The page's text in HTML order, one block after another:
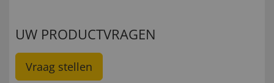
UW PRODUCTVRAGEN
Vraag stellen